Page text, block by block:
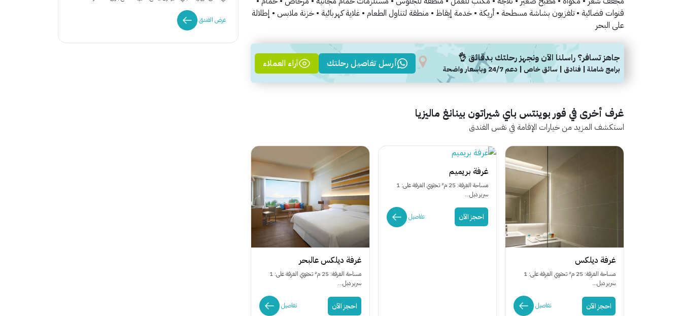
قنوات فضائية • تلفزيون بشاشة مسطحة • أريكة • خدمة إيقاظ • منطقة لتناول الطعام • غلاية كهربائية • خزنة ملابس • إطلالة
على البحر
جاهز تسافر؟ راسلنا الآن ونجهز رحلتك بدقائق 👌
برامج شاملة | فنادق | سائق خاص | دعم 24/7 وباسعار واضحة أرسل تفاصيل رحلتك آراء العملاء
غرف أخرى في فور بوينتس باي شيراتون بينانغ ماليزيا
استكشف المزيد من خيارات الإقامة في نفس الفندق
غرفة ديلكس
مساحة الغرفة: 25 م² تحتوي الغرفة على: 1
سرير دبل...
احجز الآن تفاصيل
غرفة بريميم
مساحة الغرفة: 25 م² تحتوي الغرفة على: 1
سرير دبل...
احجز الآن تفاصيل
غرفة ديلكس عالبحر
مساحة الغرفة: 25 م² تحتوي الغرفة على: 1
سرير دبل...
احجز الآن تفاصيل
عرض الفندق